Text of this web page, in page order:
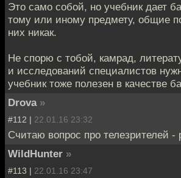
Это само собой, но учебник дает
тому или иному предмету, общие
них никак.
Не спорю с тобой, камрад,
и исследований специалистов
учебник тоже полезен в качестве
Drova »
#112 | 22.01.16 23:32
Считаю вопрос про телезрителей
WildHunter »
#113 | 22.01.16 23:47